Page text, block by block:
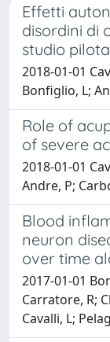
Effetti
disordini di
studio pilota
2018-01-01
Bonfiglio, L;
Role of
of severe
2018-01-01
Andre, P;
Blood
neuron
over time
2017-01-01
Carratore, R;
Cavalli, L;